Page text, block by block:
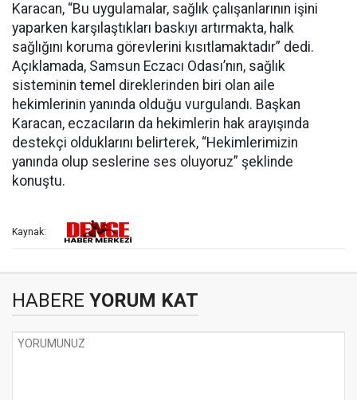
Karacan, “Bu uygulamalar, sağlık çalışanlarının işini
yaparken karşılaştıkları baskıyı artırmakta, halk
sağlığını koruma görevlerini kısıtlamaktadır” dedi.
Açıklamada, Samsun Eczacı Odası’nın, sağlık
sisteminin temel direklerinden biri olan aile
hekimlerinin yanında olduğu vurgulandı. Başkan
Karacan, eczacıların da hekimlerin hak arayışında
destekçi olduklarını belirterek, “Hekimlerimizin
yanında olup seslerine ses oluyoruz” şeklinde
konuştu.
Kaynak:
HABERE YORUM KAT